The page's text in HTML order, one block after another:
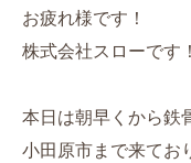
お疲れ様です！
株式会社スローです！
本日は朝早くから鉄
小田原市まで来てお